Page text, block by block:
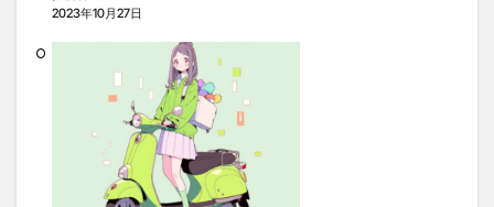
2023年10月27日